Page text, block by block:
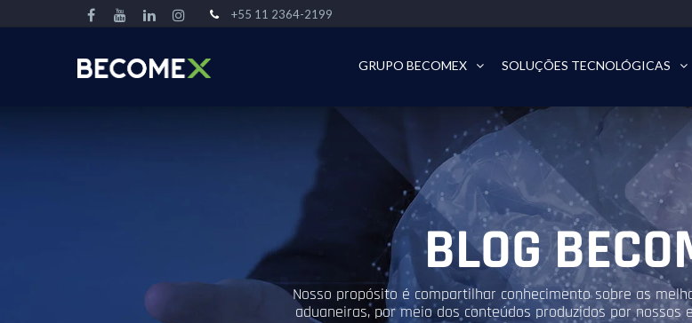
+55 11 2364-2199
GRUPO BECOMEX SOLUÇÕES TECNOLÓGICAS
BLOG
Nosso propósito é compartilhar conhecimento sobre as
aduaneiras, por meio dos conteúdos produzidos por nossos